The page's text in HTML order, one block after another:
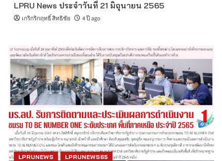
LPRU News ประจำวันที่ 21 มิถุนายน 2565
เกริกริกฤทธิ์ สิทธิชัย 4 ปี ago
LPRUNEWS LPRUNEWS65